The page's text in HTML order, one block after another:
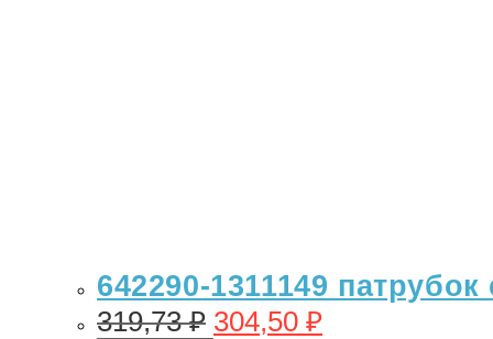
642290-1311149
319,73₽ 304,50 ₽